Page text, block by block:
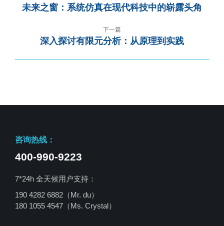
未来之窗：系统仿真在现代科技中的崭露头角
下一篇
深入探讨有限元分析：从原理到实践
咨询热线：
400-990-9223
7*24h 全天候用户支持：
190 4282 6882（Mr. du）
180 1055 4547 （Ms. Crystal）